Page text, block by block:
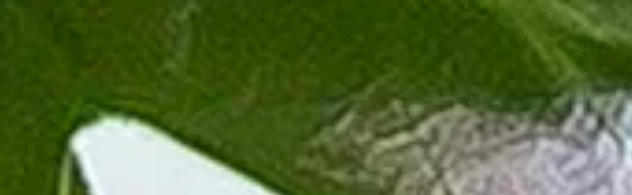
werden, aber Staunässe sollte vermieden werden, da dies zu Wurzelfäule
durchzuführen, indem der Topf in einen Untersetzer mit Wasser gestellt wird,